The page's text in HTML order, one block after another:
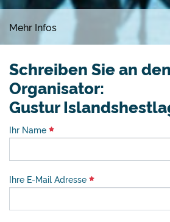
Mehr Infos
Schreiben Sie an den
Organisator:
Gustur
Ihr Name
Ihre E-Mail Adresse